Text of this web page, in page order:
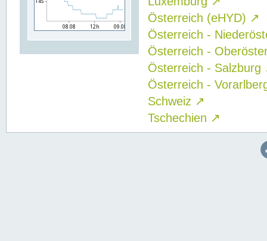
Österreich (eHYD) ↗
Österreich -
Österreich -
Österreich - Salzburg
Österreich -
Schweiz ↗
Tschechien ↗